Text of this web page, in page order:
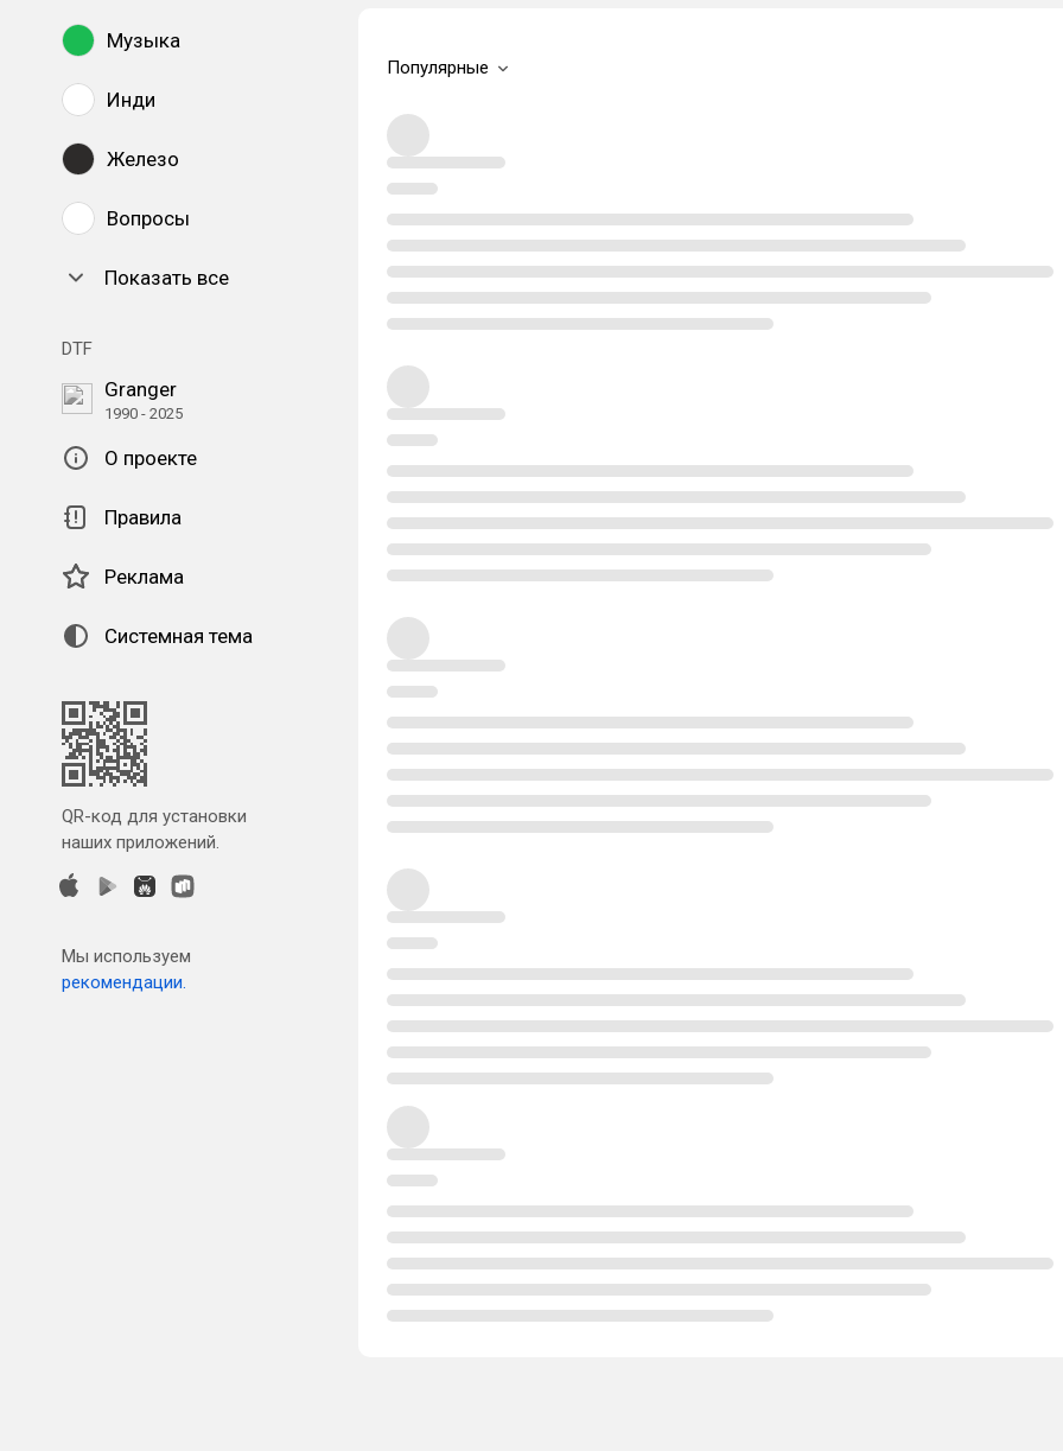
Музыка
Инди
Железо
Вопросы
Показать все
DTF
Granger
1990 - 2025
О проекте
Правила
Реклама
Системная тема
QR-код для установки
наших приложений.
Мы используем
рекомендации.
Популярные